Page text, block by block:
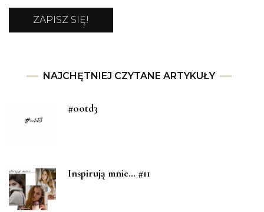
NAJCHĘTNIEJ CZYTANE ARTYKUŁY
#ootd3
Inspirują mnie… #11